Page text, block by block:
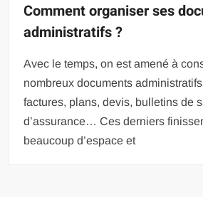
Comment organiser ses
administratifs ?
Avec le temps, on est amené à
nombreux documents
factures, plans, devis, bulletins de
d’assurance… Ces derniers
beaucoup d’espace et